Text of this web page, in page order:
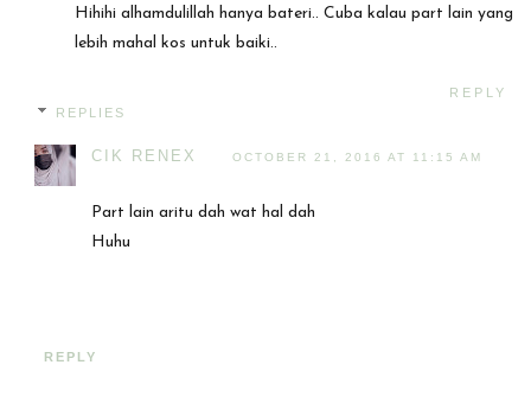
Hihihi alhamdulillah hanya bateri.. Cuba kalau part lain yang
lebih mahal kos untuk baiki..
REPLY
REPLIES
CIK RENEX OCTOBER 21, 2016 AT 11:15 AM
Part lain aritu dah wat hal dah
Huhu
REPLY